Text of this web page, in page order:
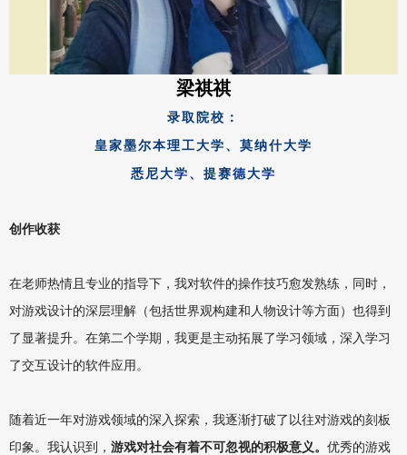
梁祺祺
录取院校：
皇家墨尔本理工大学、莫纳什大学
悉尼大学、 提赛德大学
创作收获
在老师热情且专业的指导下，我对软件的操作技巧愈发熟练，同时，
对游戏设计的深层理解（包括世界观构建和人物设计等方面）也得到
了显著提升。在第二个学期，我更是主动拓展了学习领域，深入学习
了交互设计的软件应用。
随着近一年对游戏领域的深入探索，我逐渐打破了以往对游戏的刻板
印象。我认识到， 游戏对社会有着不可忽视的积极意义。 优秀的游戏